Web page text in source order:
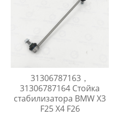
31306787163，
31306787164 Стойка
стабилизатора BMW X3
F25 X4 F26